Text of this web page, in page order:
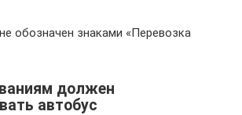
обозначен знаками «Перевозка
должен
автобус